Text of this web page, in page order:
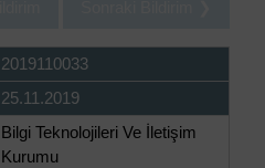
2019110033
25.11.2019
Bilgi Teknolojileri Ve İletişim
Kurumu